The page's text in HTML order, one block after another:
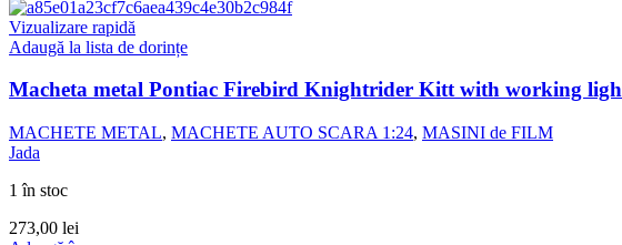
Vizualizare rapidă
Adaugă la lista de dorințe
Macheta metal Pontiac Firebird Knightrider Kitt with working
MACHETE METAL, MACHETE AUTO SCARA 1:24, MASINI de FILM
Jada
1 în stoc
273,00 lei